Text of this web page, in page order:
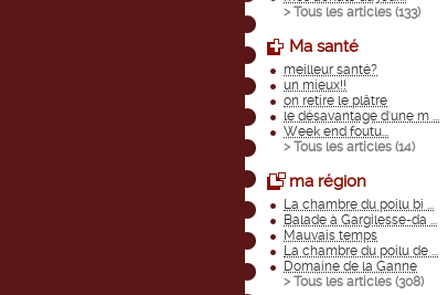
> Tous les articles (133)
Ma santé
meilleur santé?
un mieux!!
on retire le plâtre
le désavantage d'une m ...
Week end foutu...
> Tous les articles (14)
ma région
La chambre du poilu bi ...
Balade à Gargilesse-da ...
Mauvais temps
La chambre du poilu de ...
Domaine de la Ganne
> Tous les articles (308)